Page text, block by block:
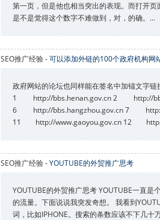
第一页，但是他也相当突出的表现。而打开
是不是觉得这个数字不难做到，对，的确。...
SEO推广经验 -可以添加外链的100个政府机构网
政府网站的论坛也同样能在签名中加锚文字
1 http://bbs.henan.gov.cn 2 http://
6 http://bbs.hangzhou.gov.cn 7 http://
11 http://www.gaoyou.gov.cn 12 http://
SEO推广经验 -YOUTUBE的外贸推广思考
YOUTUBE的外贸推广思考 YOUTUBE一直
的流量。下面说说我突发奇想。 我看到
词，比如IPHONE。搜索的条数应该不下几